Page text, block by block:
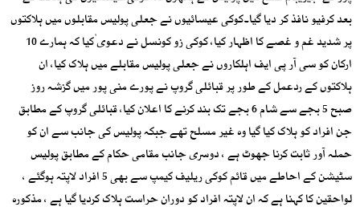
بعد کرفیو نافذ کر دیا گیا۔کوکی عیسائیوں نے جعلی پولیس مقابلوں میں ہلاکتوں
پر شدید غم و غصے کا اظہار کیا، کوکی زو کونسل نے دعوی ٰکیا کہ ہمارے 10
ارکان کو سی آر پی ایف اہلکاروں نے جعلی پولیس مقابلے میں ہلاک کیا، ان
ہلاکتوں کے ردعمل کے طور پر قبائلی گروپ نے پورے منی پور میں گزشہ روز
صبح 5 بجے سے شام 6 بجے تک بند کرنے کا اعلان کیا، قبائلی گروپ کے مطابق
جن افراد کو ہلاک کیا گیا وہ غیر مسلح تھے جبکہ پولیس کی جانب سے ان کو
حملہ آور ثابت کرنا جھوٹ ہے ، دوسری جانب مقامی حکام کے مطابق پولیس
سٹیشن کے احاطے میں قائم کوکی ریلیف کیمپ سے بھی 5 افراد لاپتہ ہوگئے ،
لواحقین کا کہنا ہے کہ ان لاپتہ افراد کو دوران حراست ہلاک کردیا گیا ہے ، مذکورہ